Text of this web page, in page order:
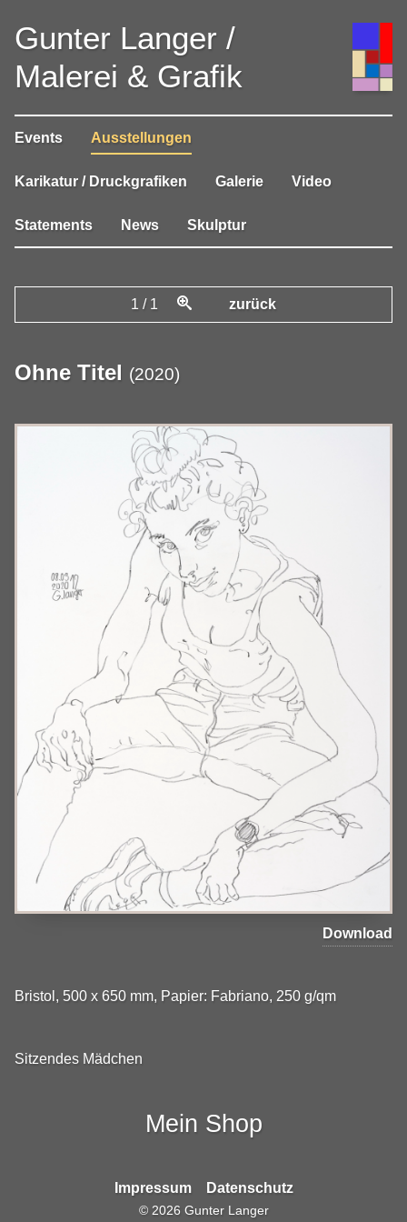
Gunter Langer /
Malerei & Grafik
Events Ausstellungen
Karikatur / Druckgrafiken Galerie Video
Statements News Skulptur
1 / 1 zurück
Ohne Titel (2020)
Download
Bristol, 500 x 650 mm, Papier: Fabriano, 250 g/qm
Sitzendes Mädchen
Impressum Datenschutz
© 2026 Gunter Langer
Mein Shop